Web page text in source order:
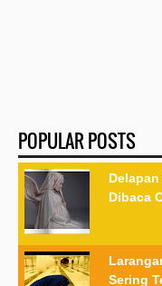
POPULAR POSTS
Dibaca
Sering